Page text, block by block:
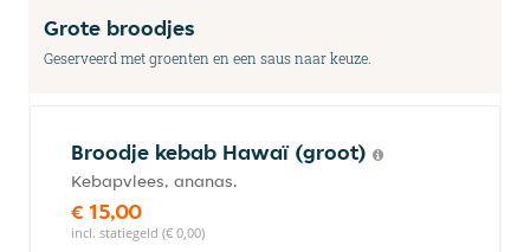
Grote broodjes
Geserveerd met groenten en een saus naar keuze.
Broodje kebab Hawaï (groot)
Kebapvlees, ananas.
€ 15,00
incl. statiegeld (€ 0,00)